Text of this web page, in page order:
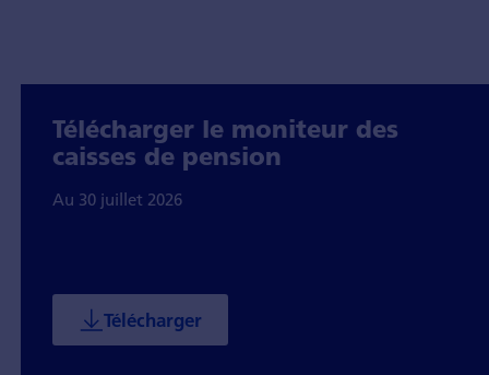
Télécharger le moniteur des
caisses de pension
Au 30 juillet 2026
Télécharger